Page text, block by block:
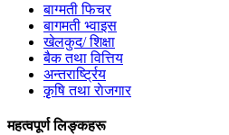
बाग्मती फिचर
बागमती भ्वाइस
खेलकुद/ शिक्षा
बैक तथा वित्तिय
अन्तरार्ष्ट्रिय
कृृषि तथा राेजगार
महत्वपूर्ण लिङ्कहरू